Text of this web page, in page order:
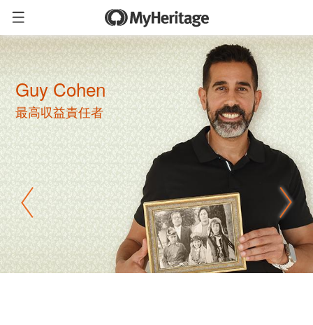
Guy Cohen
最高収益責任者